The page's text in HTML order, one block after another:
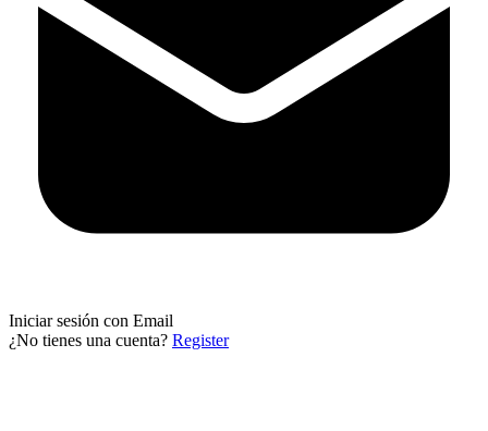
Iniciar sesión con Email
¿No tienes una cuenta? Register